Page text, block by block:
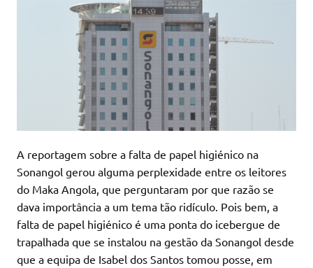
A reportagem sobre a falta de papel higiénico na
Sonangol gerou alguma perplexidade entre os leitores
do Maka Angola, que perguntaram por que razão se
dava importância a um tema tão ridículo. Pois bem, a
falta de papel higiénico é uma ponta do icebergue de
trapalhada que se instalou na gestão da Sonangol desde
que a equipa de Isabel dos Santos tomou posse, em